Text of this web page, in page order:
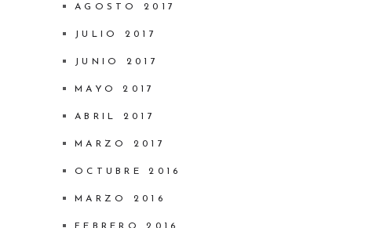
AGOSTO 2017
JULIO 2017
JUNIO 2017
MAYO 2017
ABRIL 2017
MARZO 2017
OCTUBRE 2016
MARZO 2016